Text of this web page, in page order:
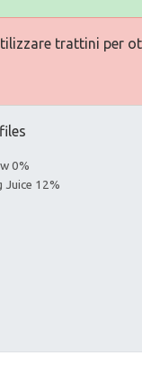
trattini per
0%
Juice 12%